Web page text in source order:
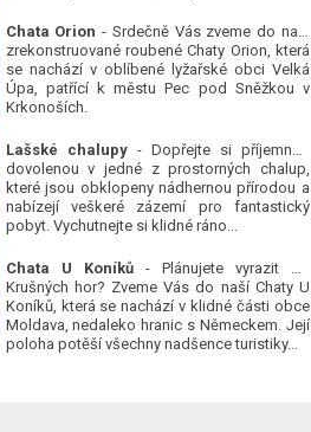
Chata Orion - Srdečně Vás zveme do naší
zrekonstruované roubené Chaty Orion, která
se nachází v oblíbené lyžařské obci Velká
Úpa, patřící k městu Pec pod Sněžkou v
Krkonoších.
Lašské chalupy- Dopřejte si příjemnou
dovolenou v jedné z prostorných chalup,
které jsou obklopeny nádhernou přírodou a
nabízejí veškeré zázemí pro fantastický
pobyt. Vychutnejte si klidné ráno...
Chata U Koníků- Plánujete vyrazit do
Krušných hor? Zveme Vás do naší Chaty U
Koníků, která se nachází v klidné části obce
Moldava, nedaleko hranic s Německem. Její
poloha potěší všechny nadšence turistiky...